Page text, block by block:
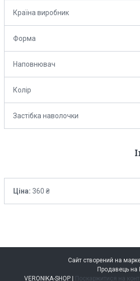
Країна виробник
Форма
Наповнювач
Колір
Застібка наволочки
Ціна: 360 ₴
Сайт створений на
Продавець на
VERONIKA-SHOP | Поскаржитися на